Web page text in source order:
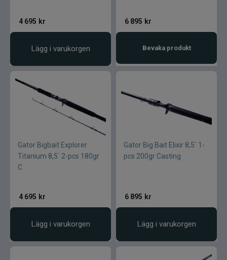
4 695 kr
Lägg i varukorgen
6 895 kr
Bevaka produkt
Gator Bigbait Explorer
Titanium 8,5´ 2-pcs 180gr
C
4 695 kr
Lägg i varukorgen
Gator Big Bait Elixir 8,5´ 1-
pcs 200gr Casting
6 895 kr
Lägg i varukorgen